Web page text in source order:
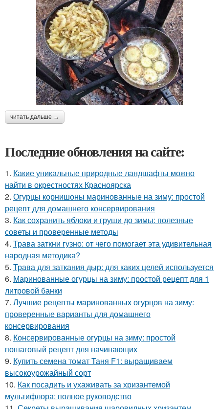
читать дальше →
Последние обновления на сайте:
1. Какие уникальные природные ландшафты можно
найти в окрестностях Красноярска
2. Огурцы корнишоны маринованные на зиму: простой
рецепт для домашнего консервирования
3. Как сохранить яблоки и груши до зимы: полезные
советы и проверенные методы
4. Трава заткни гузно: от чего помогает эта удивительная
народная методика?
5. Трава для заткания дыр: для каких целей используется
6. Маринованные огурцы на зиму: простой рецепт для 1
литровой банки
7. Лучшие рецепты маринованных огурцов на зиму:
проверенные варианты для домашнего
консервирования
8. Консервированные огурцы на зиму: простой
пошаговый рецепт для начинающих
9. Купить семена томат Таня F1: выращиваем
высокоурожайный сорт
10. Как посадить и ухаживать за хризантемой
мультифлора: полное руководство